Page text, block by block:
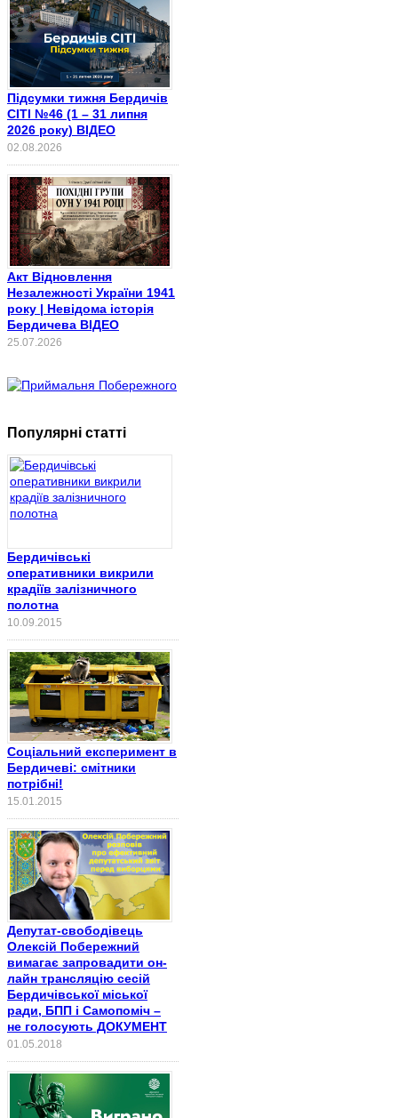
Підсумки тижня Бердичів
СІТІ №46 (1 – 31 липня
2026 року) ВІДЕО
02.08.2026
Акт Відновлення
Незалежності України 1941
року | Невідома історія
Бердичева ВІДЕО
25.07.2026
Популярні статті
Бердичівські
оперативники викрили
крадіїв залізничного
полотна
10.09.2015
Соціальний експеримент в
Бердичеві: смітники
потрібні!
15.01.2015
Депутат-свободівець
Олексій Побережний
вимагає запровадити он-
лайн трансляцію сесій
Бердичівської міської
ради, БПП і Самопоміч –
не голосують ДОКУМЕНТ
01.05.2018